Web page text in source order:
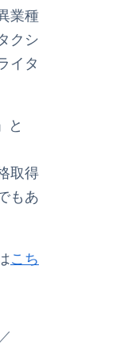
業種
クシ
イタ
と
取得
もあ
こち